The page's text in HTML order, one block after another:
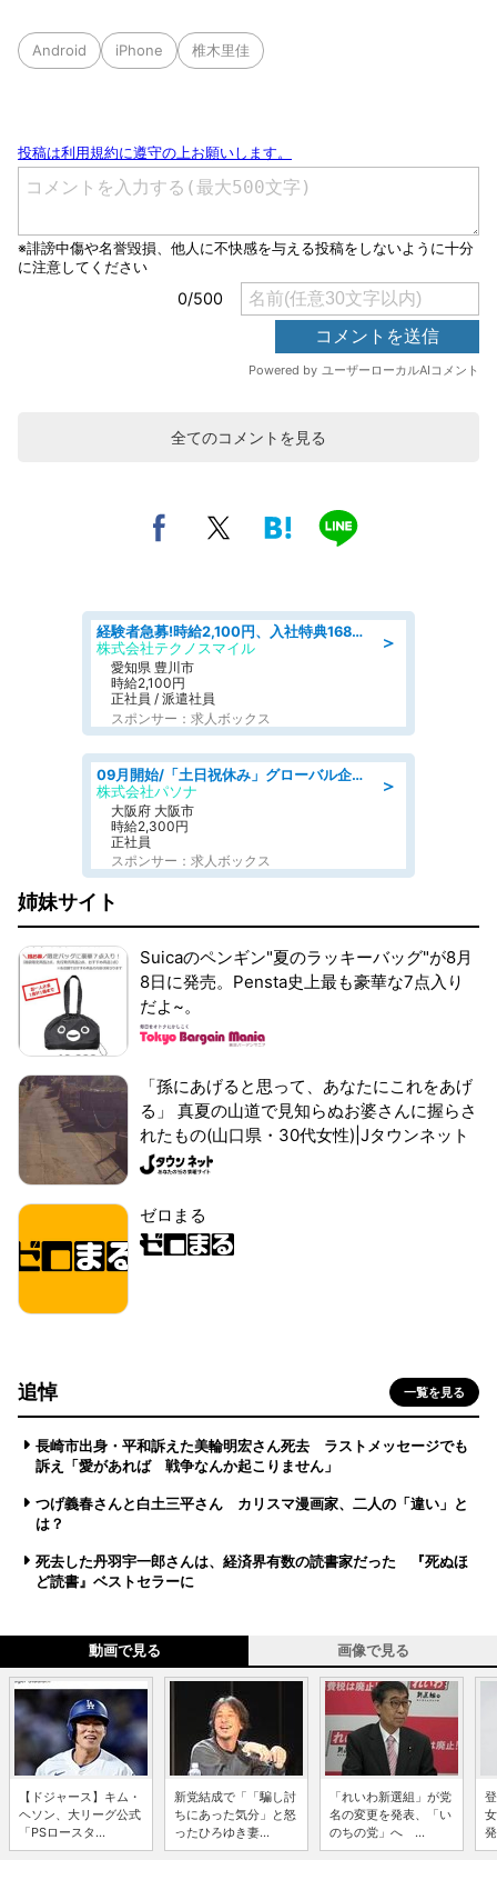
Android iPhone 椎木里佳
全てのコメントを見る
＞
経験者急募!時給2,100円、入社特典168万円の自動車製造業務/トヨタ自動車/tutumi
株式会社テクノスマイル
愛知県 豊川市
時給2,100円
正社員 / 派遣社員
スポンサー：求人ボックス
＞
09月開始/「土日祝休み」グローバル企業での産業保健のお仕事/保健師/高時給/残業なし/服装自由
株式会社パソナ
大阪府 大阪市
時給2,300円
正社員
スポンサー：求人ボックス
姉妹サイト
Suicaのペンギン"夏のラッキーバッグ"が8月
8日に発売。Pensta史上最も豪華な7点入り
だよ~。
「孫にあげると思って、あなたにこれをあげ
る」 真夏の山道で見知らぬお婆さんに握らさ
れたもの(山口県・30代女性)|Jタウンネット
ゼロまる
追悼 一覧を見る
長崎市出身・平和訴えた美輪明宏さん死去 ラストメッセージでも
訴え「愛があれば 戦争なんか起こりません」
つげ義春さんと白土三平さん カリスマ漫画家、二人の「違い」と
は？
死去した丹羽宇一郎さんは、経済界有数の読書家だった 『死ぬほ
ど読書』ベストセラーに
動画で見る 画像で見る
【ドジャース】キム・
ヘソン、大リーグ公式
「PSロースタ...
新党結成で「「騙し討
ちにあった気分」と怒
ったひろゆき妻...
「れいわ新選組」が党
名の変更を発表、「い
のちの党」へ ...